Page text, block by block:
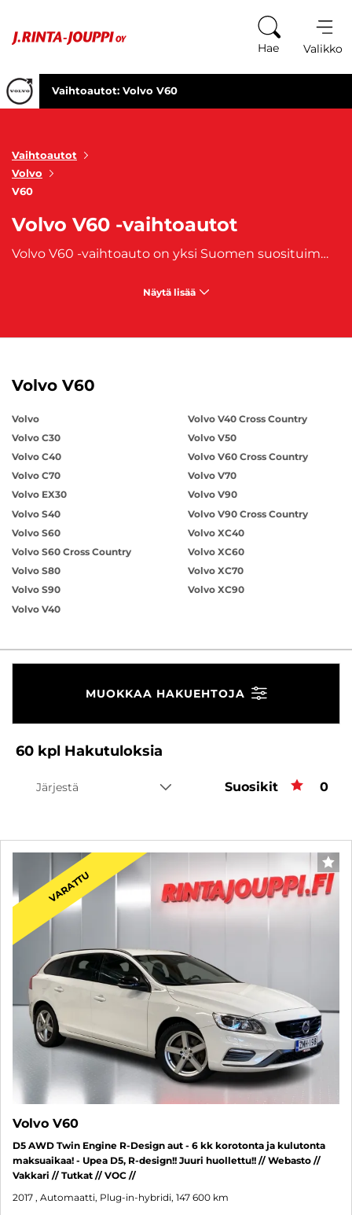
Hae Valikko
Vaihtoautot: Volvo V60
Vaihtoautot
Volvo
V60
Volvo V60 -vaihtoautot
Volvo V60 -vaihtoauto on yksi Suomen suosituimmista farmariautoista. V60:stä on valmistettu vuodesta 2010 lähtien. Volvo V60 -vaihtoauto on hieman pienempi kuin isoveljensä
Näytä lisää
Volvo V60
Volvo
Volvo C30
Volvo C40
Volvo C70
Volvo EX30
Volvo S40
Volvo S60
Volvo S60 Cross Country
Volvo S80
Volvo S90
Volvo V40
Volvo V40 Cross Country
Volvo V50
Volvo V60 Cross Country
Volvo V70
Volvo V90
Volvo V90 Cross Country
Volvo XC40
Volvo XC60
Volvo XC70
Volvo XC90
MUOKKAA HAKUEHTOJA
60 kpl Hakutuloksia
Järjestä Suosikit 0
VARATTU
Volvo V60
D5 AWD Twin Engine R-Design aut - 6 kk korotonta ja kulutonta
maksuaikaa! - Upea D5, R-design!! Juuri huollettu!! // Webasto //
Vakkari // Tutkat // VOC //
2017 , Automaatti, Plug-in-hybridi, 147 600 km